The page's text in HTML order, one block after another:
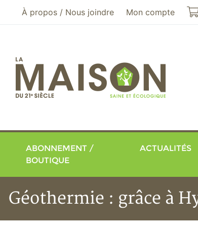
Aller au menu principal
Aller au contenu principal
À propos / Nous joindre Mon compte
ABONNEMENT /
BOUTIQUE
ACTUALITÉS
Géothermie : grâce à